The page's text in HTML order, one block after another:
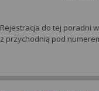
Rejestracja do tej poradni
z przychodnią pod